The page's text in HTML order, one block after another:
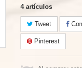
4 artículos
Tweet
Pinterest